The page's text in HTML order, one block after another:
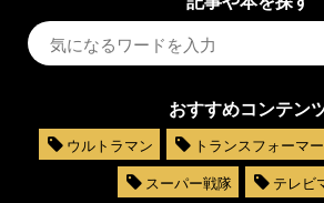
おすすめコンテン
ウルトラマン トランスフォーマー
スーパー戦隊
テレビ